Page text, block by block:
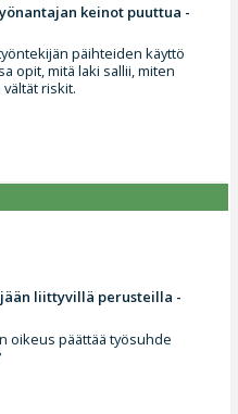
keinot puuttua -
päihteiden käyttö
opit, mitä laki sallii, miten
riskit.
liittyvillä perusteilla -
oikeus päättää työsuhde